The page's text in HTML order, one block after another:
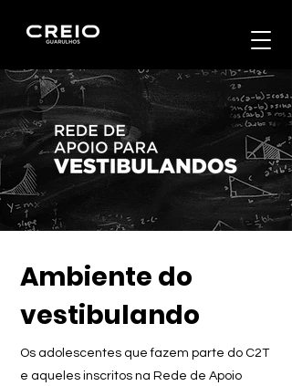
Ambiente do
vestibulando
Os adolescentes que fazem parte do C2T
e aqueles inscritos na Rede de Apoio